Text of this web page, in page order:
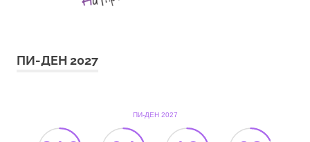
ПИ-ДЕН 2027